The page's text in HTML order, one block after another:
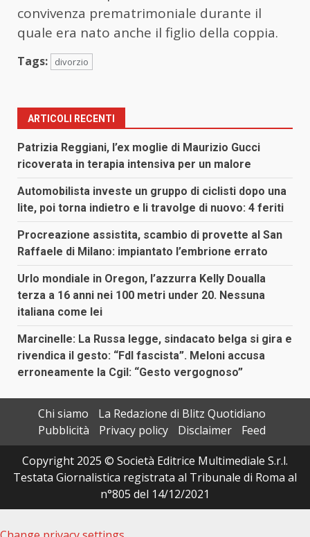
convivenza prematrimoniale durante il
quale era nato anche il figlio della coppia.
Tags: divorzio
ARTICOLI RECENTI
Patrizia Reggiani, l’ex moglie di Maurizio Gucci
ricoverata in terapia intensiva per un malore
Automobilista investe un gruppo di ciclisti dopo una
lite, poi torna indietro e li travolge di nuovo: 4 feriti
Procreazione assistita, scambio di provette al San
Raffaele di Milano: impiantato l’embrione errato
Urlo mondiale in Oregon, l’azzurra Kelly Doualla
terza a 16 anni nei 100 metri under 20. Nessuna
italiana come lei
Marcinelle: La Russa legge, sindacato belga si gira e
rivendica il gesto: “FdI fascista”. Meloni accusa
erroneamente la Cgil: “Gesto vergognoso”
Chi siamo
La Redazione di Blitz Quotidiano
Pubblicità
Privacy policy Disclaimer
Feed
Copyright 2025 © Società Editrice Multimediale S.r.l.
Testata Giornalistica registrata al Tribunale di Roma al
n°805 del 14/12/2021